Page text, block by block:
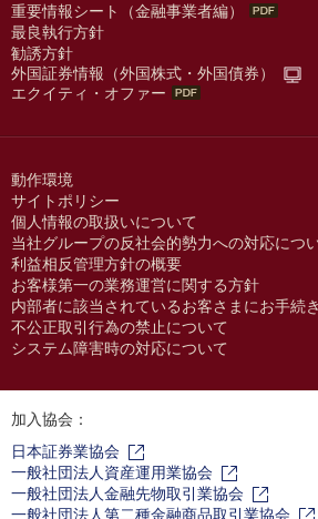
重要情報シート（金融事業者編）
最良執行方針
勧誘方針
外国証券情報（外国株式・外国債券）
エクイティ・オファー
動作環境
サイトポリシー
個人情報の取扱いについて
当社グループの反社会的勢力への対応につ
利益相反管理方針の概要
お客様第一の業務運営に関する方針
内部者に該当されているお客さまにお手続
不公正取引行為の禁止について
システム障害時の対応について
加入協会：
日本証券業協会
一般社団法人資産運用業協会
一般社団法人金融先物取引業協会
一般社団法人第二種金融商品取引業協会